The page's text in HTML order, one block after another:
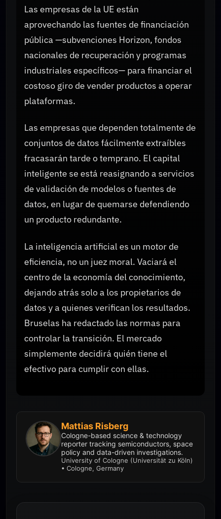
Las empresas de la UE están
aprovechando las fuentes de financiación
pública —subvenciones Horizon, fondos
nacionales de recuperación y programas
industriales específicos— para financiar el
costoso giro de vender productos a operar
plataformas.
Las empresas que dependen totalmente de
conjuntos de datos fácilmente extraíbles
fracasarán tarde o temprano. El capital
inteligente se está reasignando a servicios
de validación de modelos o fuentes de
datos, en lugar de quemarse defendiendo
un producto redundante.
La inteligencia artificial es un motor de
eficiencia, no un juez moral. Vaciará el
centro de la economía del conocimiento,
dejando atrás solo a los propietarios de
datos y a quienes verifican los resultados.
Bruselas ha redactado las normas para
controlar la transición. El mercado
simplemente decidirá quién tiene el
efectivo para cumplir con ellas.
Mattias Risberg
Cologne-based science & technology
reporter tracking semiconductors, space
policy and data-driven investigations.
University of Cologne (Universität zu Köln)
• Cologne, Germany